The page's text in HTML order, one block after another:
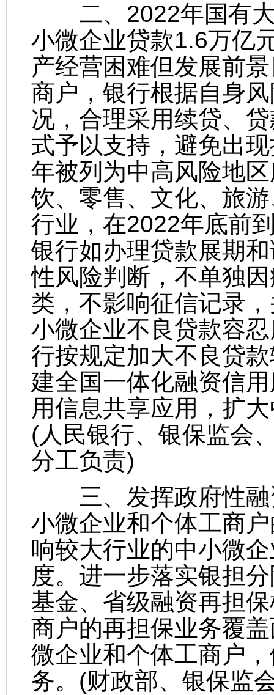
二、2022年国有大
小微企业贷款1.6万亿
产经营困难但发展前
商户，银行根据自身
况，合理采用续贷、
式予以支持，避免出
年被列为中高风险地
饮、零售、文化、旅
行业，在2022年底前
银行如办理贷款展期
性风险判断，不单独
类，不影响征信记录
小微企业不良贷款容
行按规定加大不良贷
建全国一体化融资信
用信息共享应用，扩
(人民银行、银保监会
分工负责)
三、发挥政府性融
小微企业和个体工商
响较大行业的中小微
度。进一步落实银担
基金、省级融资再担
商户的再担保业务覆
微企业和个体工商户
务。(财政部、银保监